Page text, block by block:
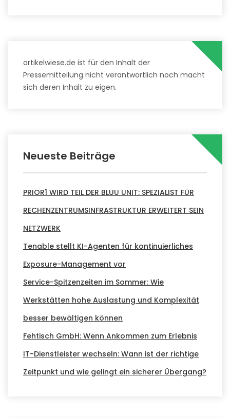
artikelwiese.de ist für den Inhalt der
Pressemitteilung nicht verantwortlich noch macht
sich deren Inhalt zu eigen.
Neueste Beiträge
PRIOR1 WIRD TEIL DER BLUU UNIT: SPEZIALIST FÜR
RECHENZENTRUMSINFRASTRUKTUR ERWEITERT SEIN
NETZWERK
Tenable stellt KI-Agenten für kontinuierliches
Exposure-Management vor
Service-Spitzenzeiten im Sommer: Wie
Werkstätten hohe Auslastung und Komplexität
besser bewältigen können
Fehtisch GmbH: Wenn Ankommen zum Erlebnis
IT-Dienstleister wechseln: Wann ist der richtige
Zeitpunkt und wie gelingt ein sicherer Übergang?